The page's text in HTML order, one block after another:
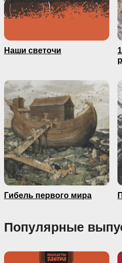
Наши светочи
Гибель первого мира
Популярные